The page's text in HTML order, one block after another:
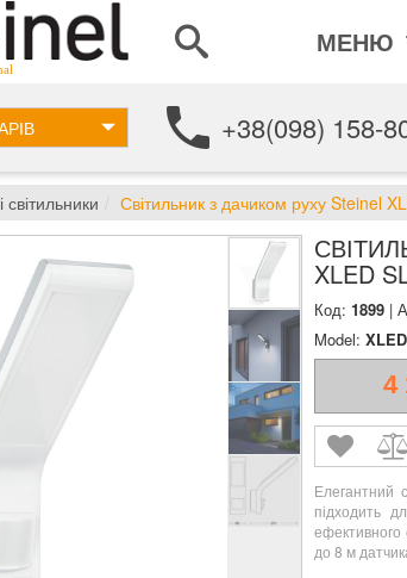
МЕНЮ
+38(098) 158-
Світильник з дачиком руху Steinel
XLED
Код: 1899|
Model:
4
Елегантний
підходить
ефективного
до 8 м